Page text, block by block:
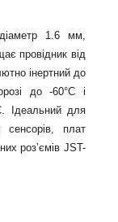
1.6 мм,
провідник від
інертний до
до -60°C і
Ідеальний для
сенсорів, плат
роз’ємівJST-